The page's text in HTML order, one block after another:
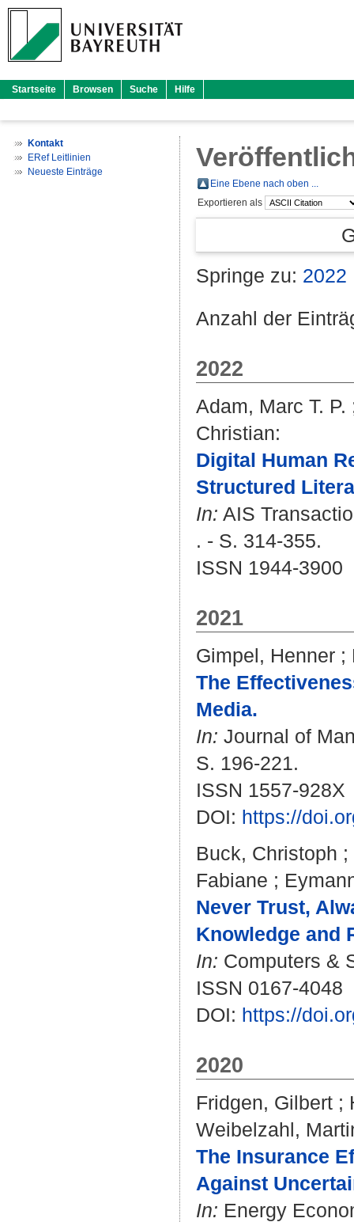
Startseite Browsen Suche Hilfe
Kontakt
ERef Leitlinien
Neueste Einträge
Eine Ebene nach oben ...
Exportieren als
Springe zu: 2022
Anzahl der
2022
Adam, Marc T. P.
Christian:
Digital Human
Structured
In: AIS
. - S. 314-355.
ISSN 1944-3900
2021
Gimpel, Henner ;
The
Media.
In: Journal of
S. 196-221.
ISSN 1557-928X
DOI: https://
Buck, Christoph ;
Fabiane ;
Never Trust,
Knowledge and
In: Computers &
ISSN 0167-4048
DOI: https://
2020
Fridgen, Gilbert ;
Weibelzahl,
The Insurance
Against
In: Energy